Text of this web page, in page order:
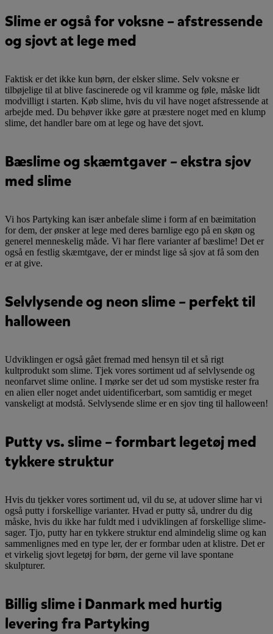
Slime er også for voksne – afstressende
og sjovt at lege med
Faktisk er det ikke kun børn, der elsker slime. Selv voksne er
tilbøjelige til at blive fascinerede og vil kramme og føle, måske lidt
modvilligt i starten. Køb slime, hvis du vil have noget afstressende at
arbejde med. Du behøver ikke gøre at præstere noget med en klump
slime, det handler bare om at lege og have det sjovt.
Bæslime og skæmtgaver – ekstra sjov
med slime
Vi hos Partyking kan især anbefale slime i form af en bæimitation
for dem, der ønsker at lege med deres barnlige ego på en skøn og
generel menneskelig måde. Vi har flere varianter af bæslime! Det er
også en festlig skæmtgave, der er mindst lige så sjov at få som den
er at give.
Selvlysende og neon slime – perfekt til
halloween
Udviklingen er også gået fremad med hensyn til et så rigt
kultprodukt som slime. Tjek vores sortiment ud af selvlysende og
neonfarvet slime online. I mørke ser det ud som mystiske rester fra
en alien eller noget andet uidentificerbart, som samtidig er meget
vanskeligt at modstå. Selvlysende slime er en sjov ting til halloween!
Putty vs. slime – formbart legetøj med
tykkere struktur
Hvis du tjekker vores sortiment ud, vil du se, at udover slime har vi
også putty i forskellige varianter. Hvad er putty så, undrer du dig
måske, hvis du ikke har fuldt med i udviklingen af forskellige slime-
sager. Tjo, putty har en tykkere struktur end almindelig slime og kan
sammenlignes med en type ler, der er formbar uden at klistre. Det er
et virkelig sjovt legetøj for børn, der gerne vil lave spontane
skulpturer.
Billig slime i Danmark med hurtig
levering fra Partyking